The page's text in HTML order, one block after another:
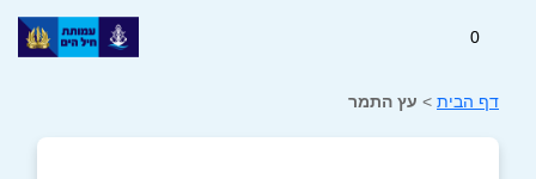
0
דף הבית > עץ התמר